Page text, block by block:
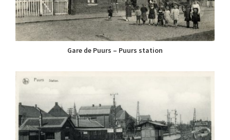
Gare de Puurs – Puurs station